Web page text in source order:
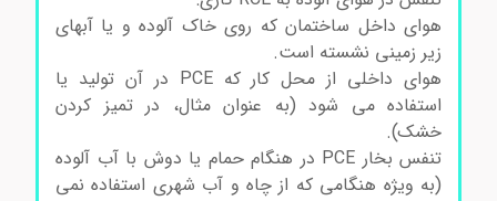
هوای داخل ساختمان که روی خاک آلوده و یا آبهای
زیر زمینی نشسته است.
هوای داخلی از محل کار که PCE در آن تولید یا
استفاده می شود (به عنوان مثال، در تمیز کردن
خشک).
تنفس بخار PCE در هنگام حمام یا دوش با آب آلوده
(به ویژه هنگامی که از چاه و آب شهری استفاده نمی